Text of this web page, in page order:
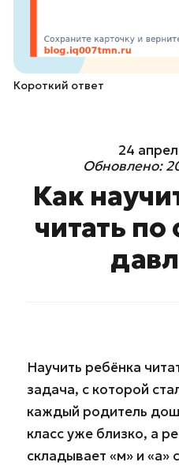
Короткий ответ
24
Обновлено:
Как
читать по
Научить ребёнка
задача, с которой
каждый родитель
класс уже близко, а
складывает «м» и «а»